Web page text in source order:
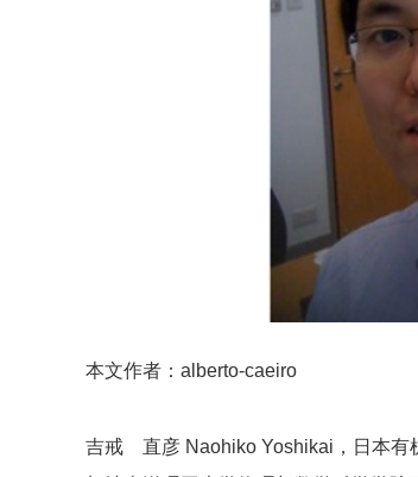
本文作者：alberto-caeiro
吉戒 直彦 Naohiko Yoshikai，日本有